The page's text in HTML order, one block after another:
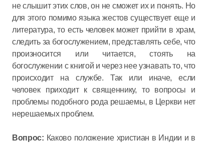
не слышит этих слов, он не сможет их и понять. Но
для этого помимо языка жестов существует еще и
литература, то есть человек может прийти в храм,
следить за богослужением, представлять себе, что
произносится или читается, стоять на
богослужении с книгой и через нее узнавать то, что
происходит на службе. Так или иначе, если
человек приходит к священнику, то вопросы и
проблемы подобного рода решаемы, в Церкви нет
нерешаемых проблем.
Вопрос: Каково положение христиан в Индии и в